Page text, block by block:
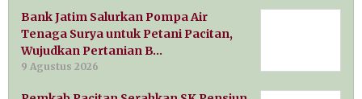
Bank Jatim Salurkan Pompa Air
Tenaga Surya untuk Petani Pacitan,
Wujudkan Pertanian B…
9 Agustus 2026